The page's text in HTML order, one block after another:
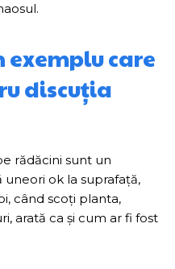
care
discuția
rădăcini sunt un
ok la suprafață,
când scoți planta,
arată ca și cum ar fi fost